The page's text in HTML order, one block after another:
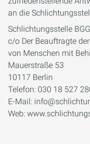
an die
Schlichtungsstelle BGG
c/o Der Beauftragte
von Menschen mit
Mauerstraße 53
10117 Berlin
Telefon: 030 18 527
E-Mail:
Web: